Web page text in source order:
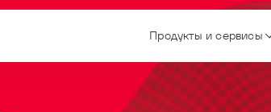
Продукты и сервисы